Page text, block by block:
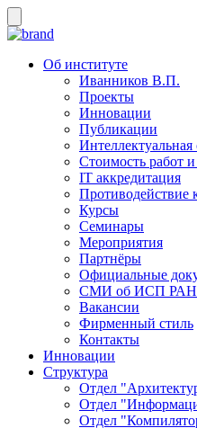
Об институте
Иванников В.П.
Проекты
Инновации
Публикации
Интеллектуальная
Стоимость работ и
IT аккредитация
Противодействие
Курсы
Семинары
Мероприятия
Партнёры
Официальные
СМИ об ИСП РАН
Вакансии
Фирменный стиль
Контакты
Инновации
Структура
Отдел
Отдел
Отдел